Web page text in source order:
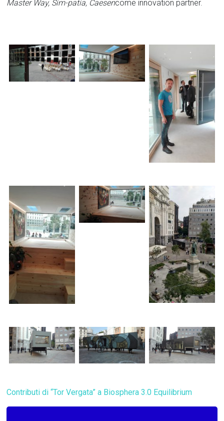
Master Way, Sim-patia, Caesencome innovation partner.
Contributi di “Tor Vergata” a Biosphera 3.0 Equilibrium